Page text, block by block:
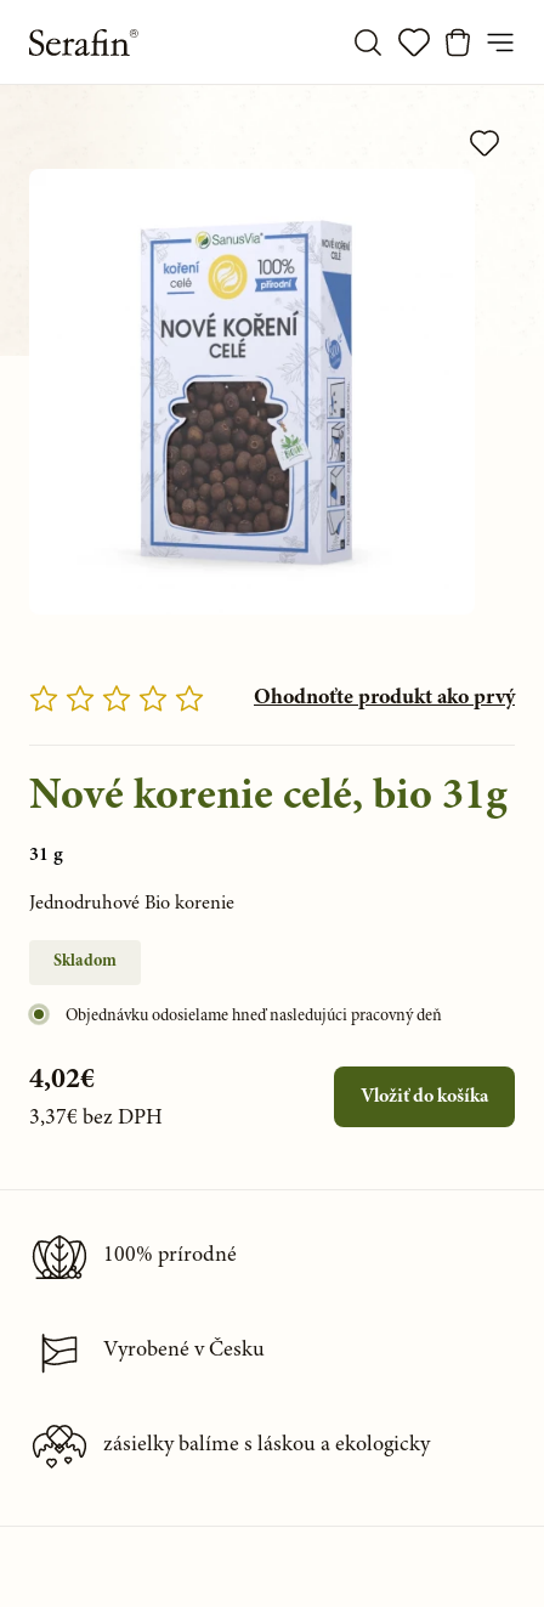
Ohodnoťte produkt ako prvý
Nové korenie celé, bio 31g
31 g
Jednodruhové Bio korenie
Skladom
Objednávku odosielame hneď nasledujúci pracovný deň
4,02€
3,37€ bez DPH
Vložiť do košíka
100% prírodné
Vyrobené v Česku
zásielky balíme s láskou a ekologicky